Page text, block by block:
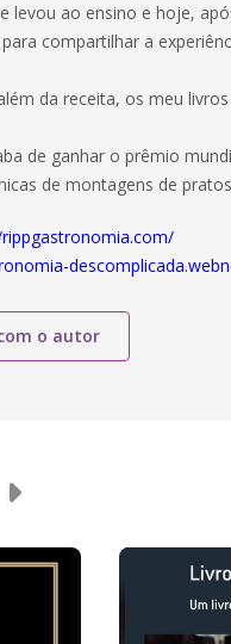
levou ao ensino e hoje,
compartilhar a
da receita, os meu
de ganhar o prêmio
de montagens de
o autor